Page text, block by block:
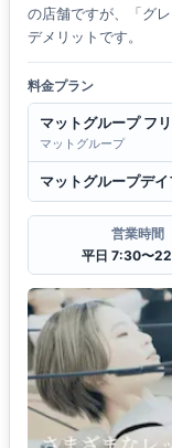
の店舗ですが、「グ
デメリットです。
料金プラン
マットグループ フ
マットグループ
マットグループデ
営業時間
平日 7:30〜